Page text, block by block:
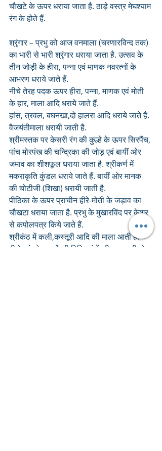
चौखटे के ऊपर धराया जाता है. ठाड़े वस्त्र मेघश्याम
रंग के होते हैं.
श्रृंगार – प्रभु को आज वनमाला (चरणारविन्द तक)
का भारी से भारी श्रृंगार धराया जाता है. उत्सव के
तीन जोड़ी के हीरा, पन्ना एवं माणक नवरत्नों के
आभरण धराये जाते हैं.
नीचे तेरह पदक ऊपर हीरा, पन्ना, माणक एवं मोती
के हार, माला आदि धराये जाते हैं.
हांस, त्रवल, बघनखा,दो हालरा आदि धराये जाते हैं.
वैजयंतीमाला धरायी जाती है.
श्रीमस्तक पर केसरी रंग की कुल्हे के ऊपर सिरपैंच,
पांच मोरपंख की चन्द्रिका की जोड़ एवं बायीं ओर
जमाव का शीशफूल धराया जाता है. श्रीकर्ण में
मकराकृति कुंडल धराये जाते हैं. बायीं ओर मानक
की चोटीजी (शिखा) धरायी जाती है.
पीठिका के ऊपर प्राचीन हीरे-मोती के जड़ाव का
चौखटा धराया जाता है. प्रभु के मुखारविंद पर केशर
से कपोलपत्र किये जाते हैं.
श्रीकंठ में कली,कस्तूरी आदि की माला आती हैं.
पीले एवं श्वेत पुष्पों की विविध रंगों की थागवाली दो